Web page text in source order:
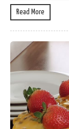
Read More